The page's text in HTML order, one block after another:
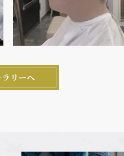
リーへ